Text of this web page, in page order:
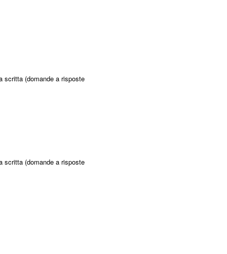
scritta (domande a risposte
scritta (domande a risposte